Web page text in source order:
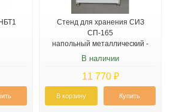
Стенд для хранения СИЗ
СП-165
напольный металлический -
высота 1650 мм
В наличии
11 770 ₽
В корзину Купить